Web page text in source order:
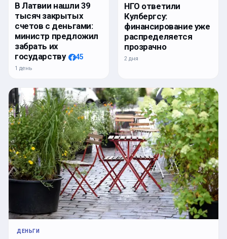
В Латвии нашли 39
тысяч закрытых
счетов с деньгами:
министр предложил
забрать их
государству
45
1 день
НГО ответили
Кулбергсу:
финансирование уже
распределяется
прозрачно
2 дня
ДЕНЬГИ